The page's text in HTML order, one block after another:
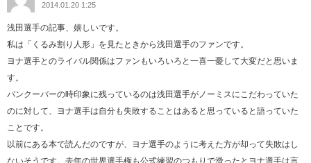
2014.01.20 1:25
浅田選手の記事、嬉しいです。
私は「くるみ割り人形」を見たときから浅田選手のファンです。
ヨナ選手とのライバル関係はファンもいろいろと一喜一憂して大変だと思いま
す。
バンクーバーの時印象に残っているのは浅田選手がノーミスにこだわっていた
のに対して、ヨナ選手は自分も失敗することはあると思っていると語っていた
ことです。
以前にある本で読んだのですが、ヨナ選手のように考えた方が却って失敗はし
ないそうです。去年の世界選手権も公式練習のつもりで滑ったとヨナ選手は言